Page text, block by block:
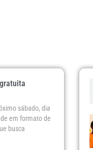
sábado, dia
em formato de
busca